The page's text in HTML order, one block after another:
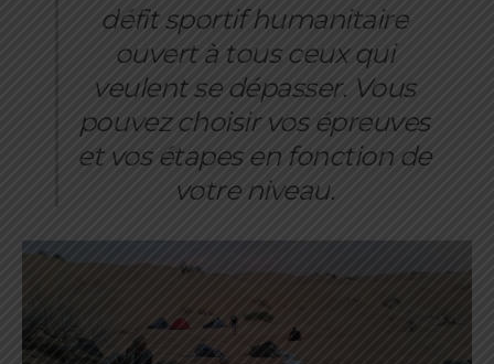
défit sportif humanitaire
ouvert à tous ceux qui
veulent se dépasser. Vous
pouvez choisir vos épreuves
et vos étapes en fonction de
votre niveau.